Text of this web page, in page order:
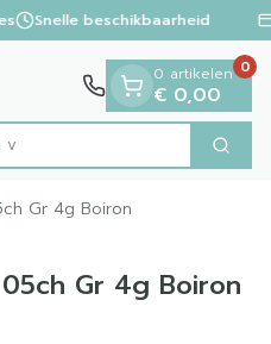
Snelle beschikbaarheid
Zoek
0 artikelen
€ 0,00
0
Gr 4g Boiron
Gr 4g Boiron